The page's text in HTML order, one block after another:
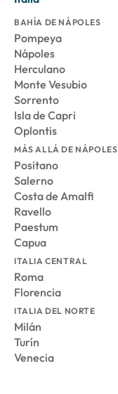
BAHÍA DE NÁPOLES
Pompeya
Nápoles
Herculano
Monte Vesubio
Sorrento
Isla de Capri
Oplontis
MÁS ALLÁ DE NÁPOLES
Positano
Salerno
Costa de Amalfi
Ravello
Paestum
Capua
ITALIA CENTRAL
Roma
Florencia
ITALIA DEL NORTE
Milán
Turín
Venecia